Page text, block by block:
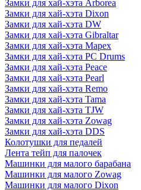
Замки для хай-хэта Arborea
Замки для хай-хэта Dixon
Замки для хай-хэта DW
Замки для хай-хэта Gibraltar
Замки для хай-хэта Mapex
Замки для хай-хэта PC Drums
Замки для хай-хэта Peace
Замки для хай-хэта Pearl
Замки для хай-хэта Remo
Замки для хай-хэта Tama
Замки для хай-хэта TJW
Замки для хай-хэта Zowag
Замки для хай-хэта DDS
Колотушки для педалей
Лента тейп для палочек
Машинки для малого барабана
Машинки для малого Zowag
Машинки для малого Dixon